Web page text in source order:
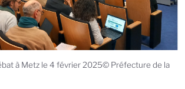
à Metz le 4 février 2025© Préfecture de la